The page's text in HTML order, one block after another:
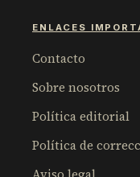
ENLACES
Contacto
Sobre nosotros
Política editorial
Política de